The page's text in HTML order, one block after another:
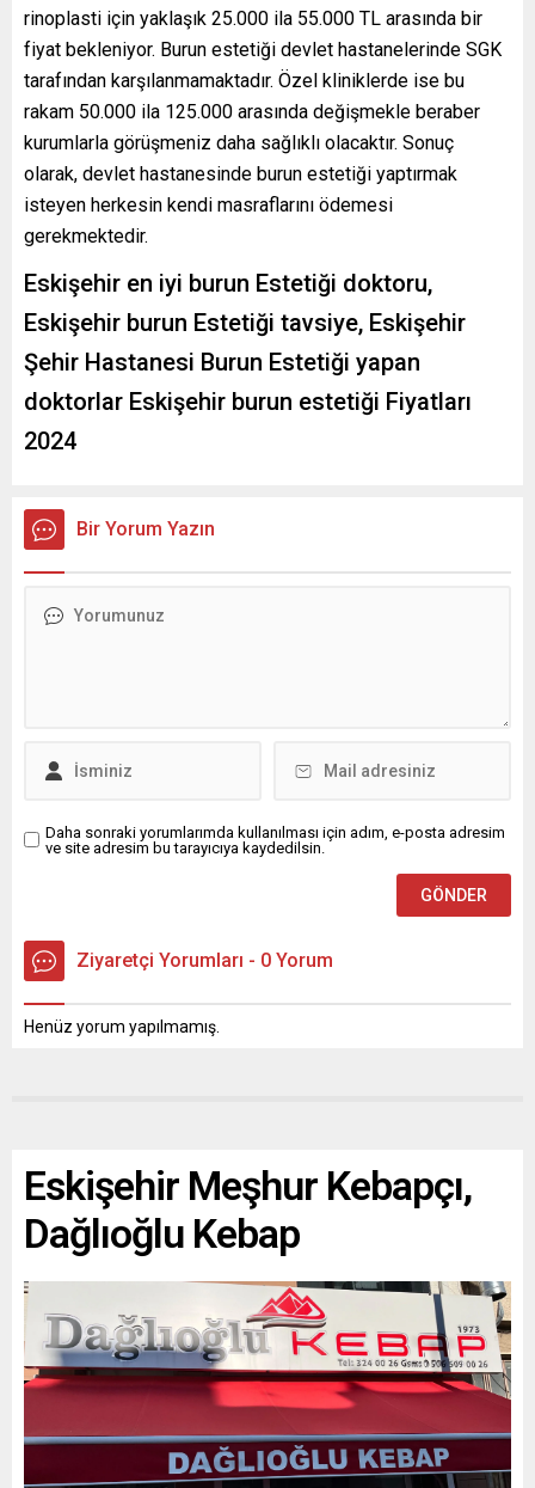
rinoplasti için yaklaşık 25.000 ila 55.000 TL arasında bir
fiyat bekleniyor. Burun estetiği devlet hastanelerinde SGK
tarafından karşılanmamaktadır. Özel kliniklerde ise bu
rakam 50.000 ila 125.000 arasında değişmekle beraber
kurumlarla görüşmeniz daha sağlıklı olacaktır. Sonuç
olarak, devlet hastanesinde burun estetiği yaptırmak
isteyen herkesin kendi masraflarını ödemesi
gerekmektedir.
Eskişehir en iyi burun Estetiği doktoru,
Eskişehir burun Estetiği tavsiye, Eskişehir
Şehir Hastanesi Burun Estetiği yapan
doktorlar Eskişehir burun estetiği Fiyatları
2024
Bir Yorum Yazın
Daha sonraki yorumlarımda kullanılması için adım, e-posta adresim
ve site adresim bu tarayıcıya kaydedilsin.
Ziyaretçi Yorumları - 0 Yorum
Henüz yorum yapılmamış.
Eskişehir Meşhur Kebapçı,
Dağlıoğlu Kebap